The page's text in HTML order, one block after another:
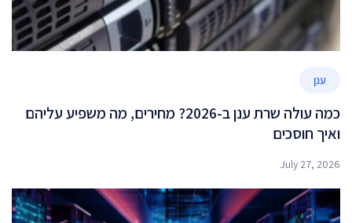
ענן
כמה עולה שרת ענן ב-2026? מחירים, מה משפיע עליהם
ואיך חוסכים
July 27, 2026